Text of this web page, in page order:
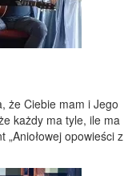
że Ciebie mam i Jego
każdy ma tyle, ile ma
opowieści z